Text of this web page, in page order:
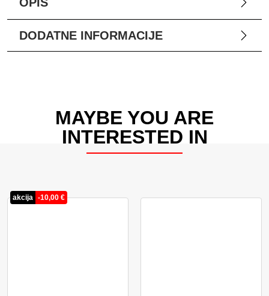
DODATNE INFORMACIJE
MAYBE YOU ARE
INTERESTED IN
akcija -10,00 €